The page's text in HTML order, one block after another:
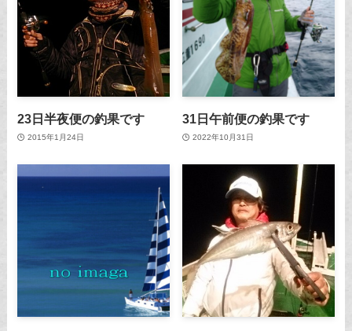
23日半夜便の釣果です
2015年1月24日
31日午前便の釣果です
2022年10月31日